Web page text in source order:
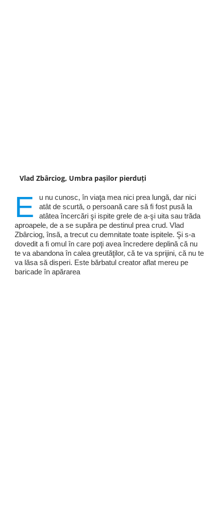
Vlad Zbârciog, Umbra pașilor pierduți
E
u nu cunosc, în viaţa mea nici prea lungă, dar nici
atât de scurtă, o persoană care să fi fost pusă la
atâtea încercări şi ispite grele de a-şi uita sau trăda
aproapele, de a se supăra pe destinul prea crud. Vlad
Zbârciog, însă, a trecut cu demnitate toate ispitele. Şi s-a
dovedit a fi omul în care poţi avea încredere deplină că nu
te va abandona în calea greutăţilor, că te va sprijini, că nu te
va lăsa să disperi. Este bărbatul creator aflat mereu pe
baricade în apărarea